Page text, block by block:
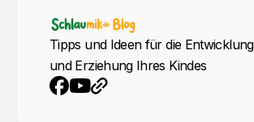
Tipps und Ideen für die
und Erziehung Ihres Kindes